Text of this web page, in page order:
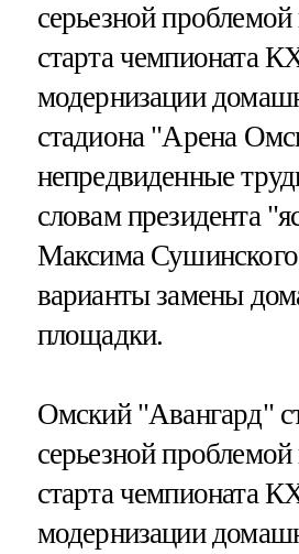
серьезной проблемой
старта чемпионата
модернизации
стадиона "Арена
непредвиденные
словам президента
Максима
варианты замены
площадки.
Омский "Авангард"
серьезной проблемой
старта чемпионата
модернизации